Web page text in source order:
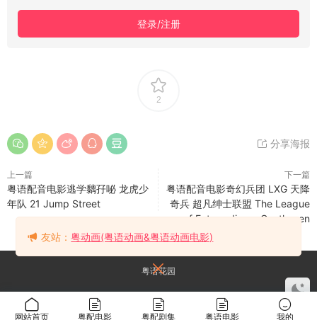
登录/注册
2
分享海报
上一篇
粤语配音电影逃学黐孖咇 龙虎少
年队 21 Jump Street
下一篇
粤语配音电影奇幻兵团 LXG 天降
奇兵 超凡绅士联盟 The League
of Extraordinary Gentlemen
粤语花园
网站首页 粤配电影 粤配剧集 粤语电影 我的
友站：粤动画(粤语动画&粤语动画电影)